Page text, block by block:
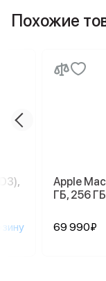
Похожие
Apple
ГБ, 256
69 990₽